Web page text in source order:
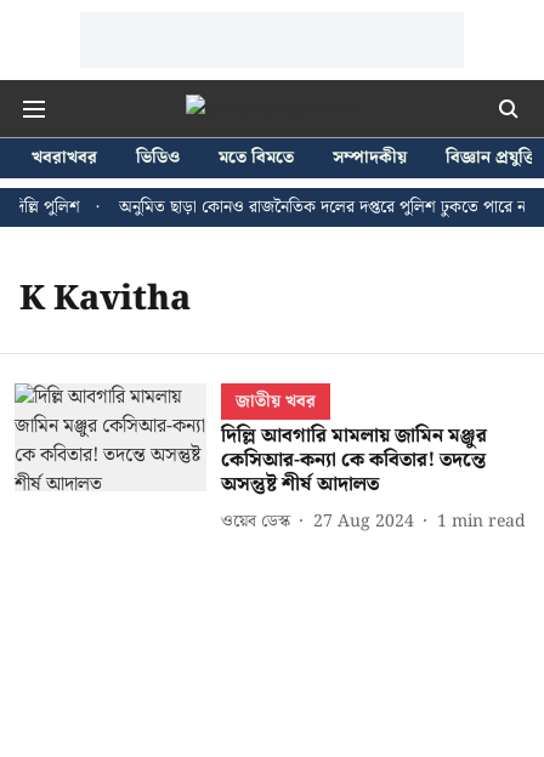
খবরাখবর ভিডিও মতে বিমতে সম্পাদকীয়
বিজ্ঞান প্রযুক্তি
পুলিশ
অনুমিত ছাড়া কোনও রাজনৈতিক দলের দপ্তরে পুলিশ ঢুকতে পারে না -
K Kavitha
জাতীয় খবর
দিল্লি আবগারি মামলায় জামিন মঞ্জুর
কেসিআর-কন্যা কে কবিতার! তদন্তে
অসন্তুষ্ট শীর্ষ আদালত
ওয়েব ডেস্ক 27 Aug 2024 1 min read